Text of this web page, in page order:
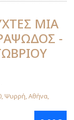
ΜΙΑ
-
Ψυρρή, Αθήνα,